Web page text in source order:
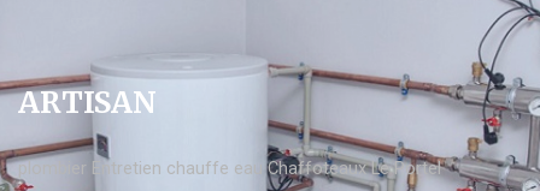
ARTISAN
plombier Entretien chauffe eau Chaffoteaux Le Portel